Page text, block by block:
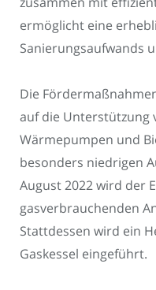
ermöglicht eine
Sanierungsaufwands
Die
auf die Unterstützung
Wärmepumpen und
besonders niedrigen
August 2022 wird der
gasverbrauchenden
Stattdessen wird ein
Gaskessel eingeführt.